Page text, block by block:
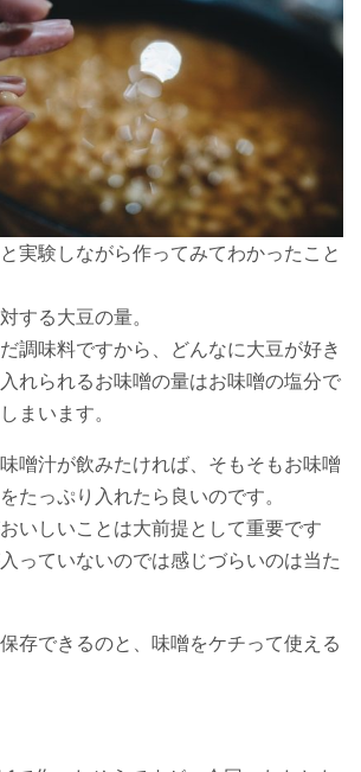
実験しながら作ってみてわかったこと
する大豆の量。
調味料ですから、どんなに大豆が好き
れられるお味噌の量はお味噌の塩分で
まいます。
噌汁が飲みたければ、そもそもお味噌
たっぷり入れたら良いのです。
いしいことは大前提として重要です
っていないのでは感じづらいのは当た
存できるのと、味噌をケチって使える